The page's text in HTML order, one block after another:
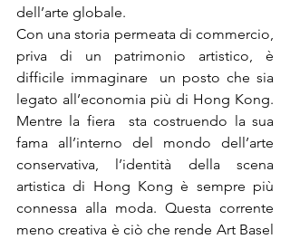
dell’arte globale.
Con una storia permeata di commercio,
priva di un patrimonio artistico, è
difficile immaginare  un posto che sia
legato all’economia più di Hong Kong.
Mentre la fiera  sta costruendo la sua
fama all’interno del mondo dell’arte
conservativa, l’identità della scena
artistica di Hong Kong è sempre più
connessa alla moda. Questa corrente
meno creativa è ciò che rende Art Basel